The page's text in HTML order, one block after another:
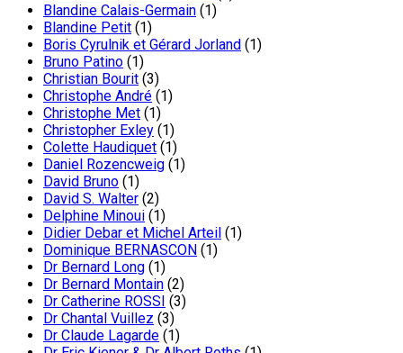
Blandine Calais-Germain (1)
Blandine Petit (1)
Boris Cyrulnik et Gérard Jorland (1)
Bruno Patino (1)
Christian Bourit (3)
Christophe André (1)
Christophe Met (1)
Christopher Exley (1)
Colette Haudiquet (1)
Daniel Rozencweig (1)
David Bruno (1)
David S. Walter (2)
Delphine Minoui (1)
Didier Debar et Michel Arteil (1)
Dominique BERNASCON (1)
Dr Bernard Long (1)
Dr Bernard Montain (2)
Dr Catherine ROSSI (3)
Dr Chantal Vuillez (3)
Dr Claude Lagarde (1)